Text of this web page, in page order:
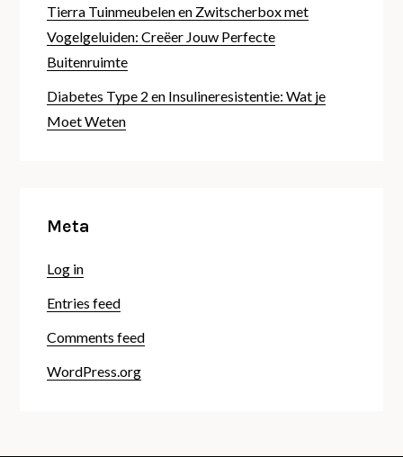
Tierra Tuinmeubelen en Zwitscherbox met
Vogelgeluiden: Creëer Jouw Perfecte
Buitenruimte
Diabetes Type 2 en Insulineresistentie: Wat je
Moet Weten
Meta
Log in
Entries feed
Comments feed
WordPress.org